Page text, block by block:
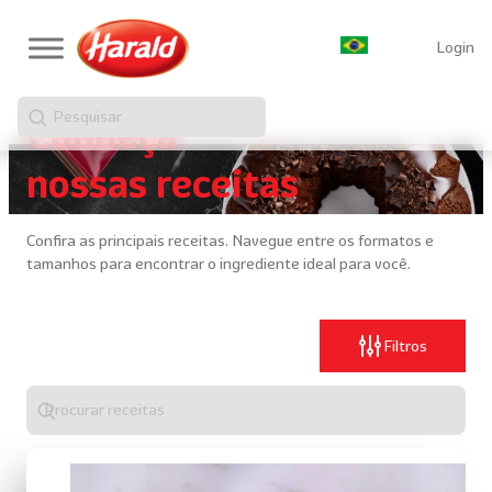
Login
Pesquisar
Conheça
nossas receitas
Confira as principais receitas. Navegue entre os formatos e
tamanhos para encontrar o ingrediente ideal para você.
Filtros
Digite
algo
para
realizar